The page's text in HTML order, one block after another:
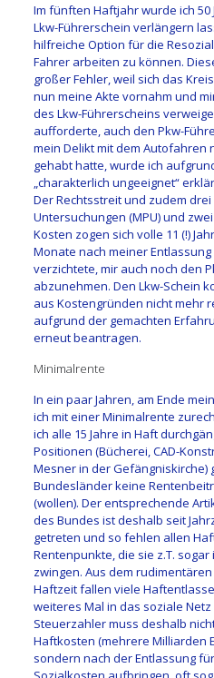
Im fünften Haftjahr wurde ich
Lkw-Führerschein verlängern
hilfreiche Option für die
Fahrer arbeiten zu können.
großer Fehler, weil sich das
nun meine Akte vornahm und
des Lkw-Führerscheins
aufforderte, auch den Pkw-
mein Delikt mit dem Autofahren
gehabt hatte, wurde ich
„charakterlich ungeeignet“
Der Rechtsstreit und zudem
Untersuchungen (MPU) und
Kosten zogen sich volle 11 (!)
Monate nach meiner
verzichtete, mir auch noch den
abzunehmen. Den Lkw-Schein
aus Kostengründen nicht mehr
aufgrund der gemachten
erneut beantragen.
Minimalrente
In ein paar Jahren, am Ende
ich mit einer Minimalrente
ich alle 15 Jahre in Haft
Positionen (Bücherei, CAD-
Mesner in der Gefängniskirche)
Bundesländer keine
(wollen). Der entsprechende
des Bundes ist deshalb seit
getreten und so fehlen allen
Rentenpunkte, die sie z.T.
zwingen. Aus dem
Haftzeit fallen viele
weiteres Mal in das soziale
Steuerzahler muss deshalb
Haftkosten (mehrere Milliarden
sondern nach der Entlassung